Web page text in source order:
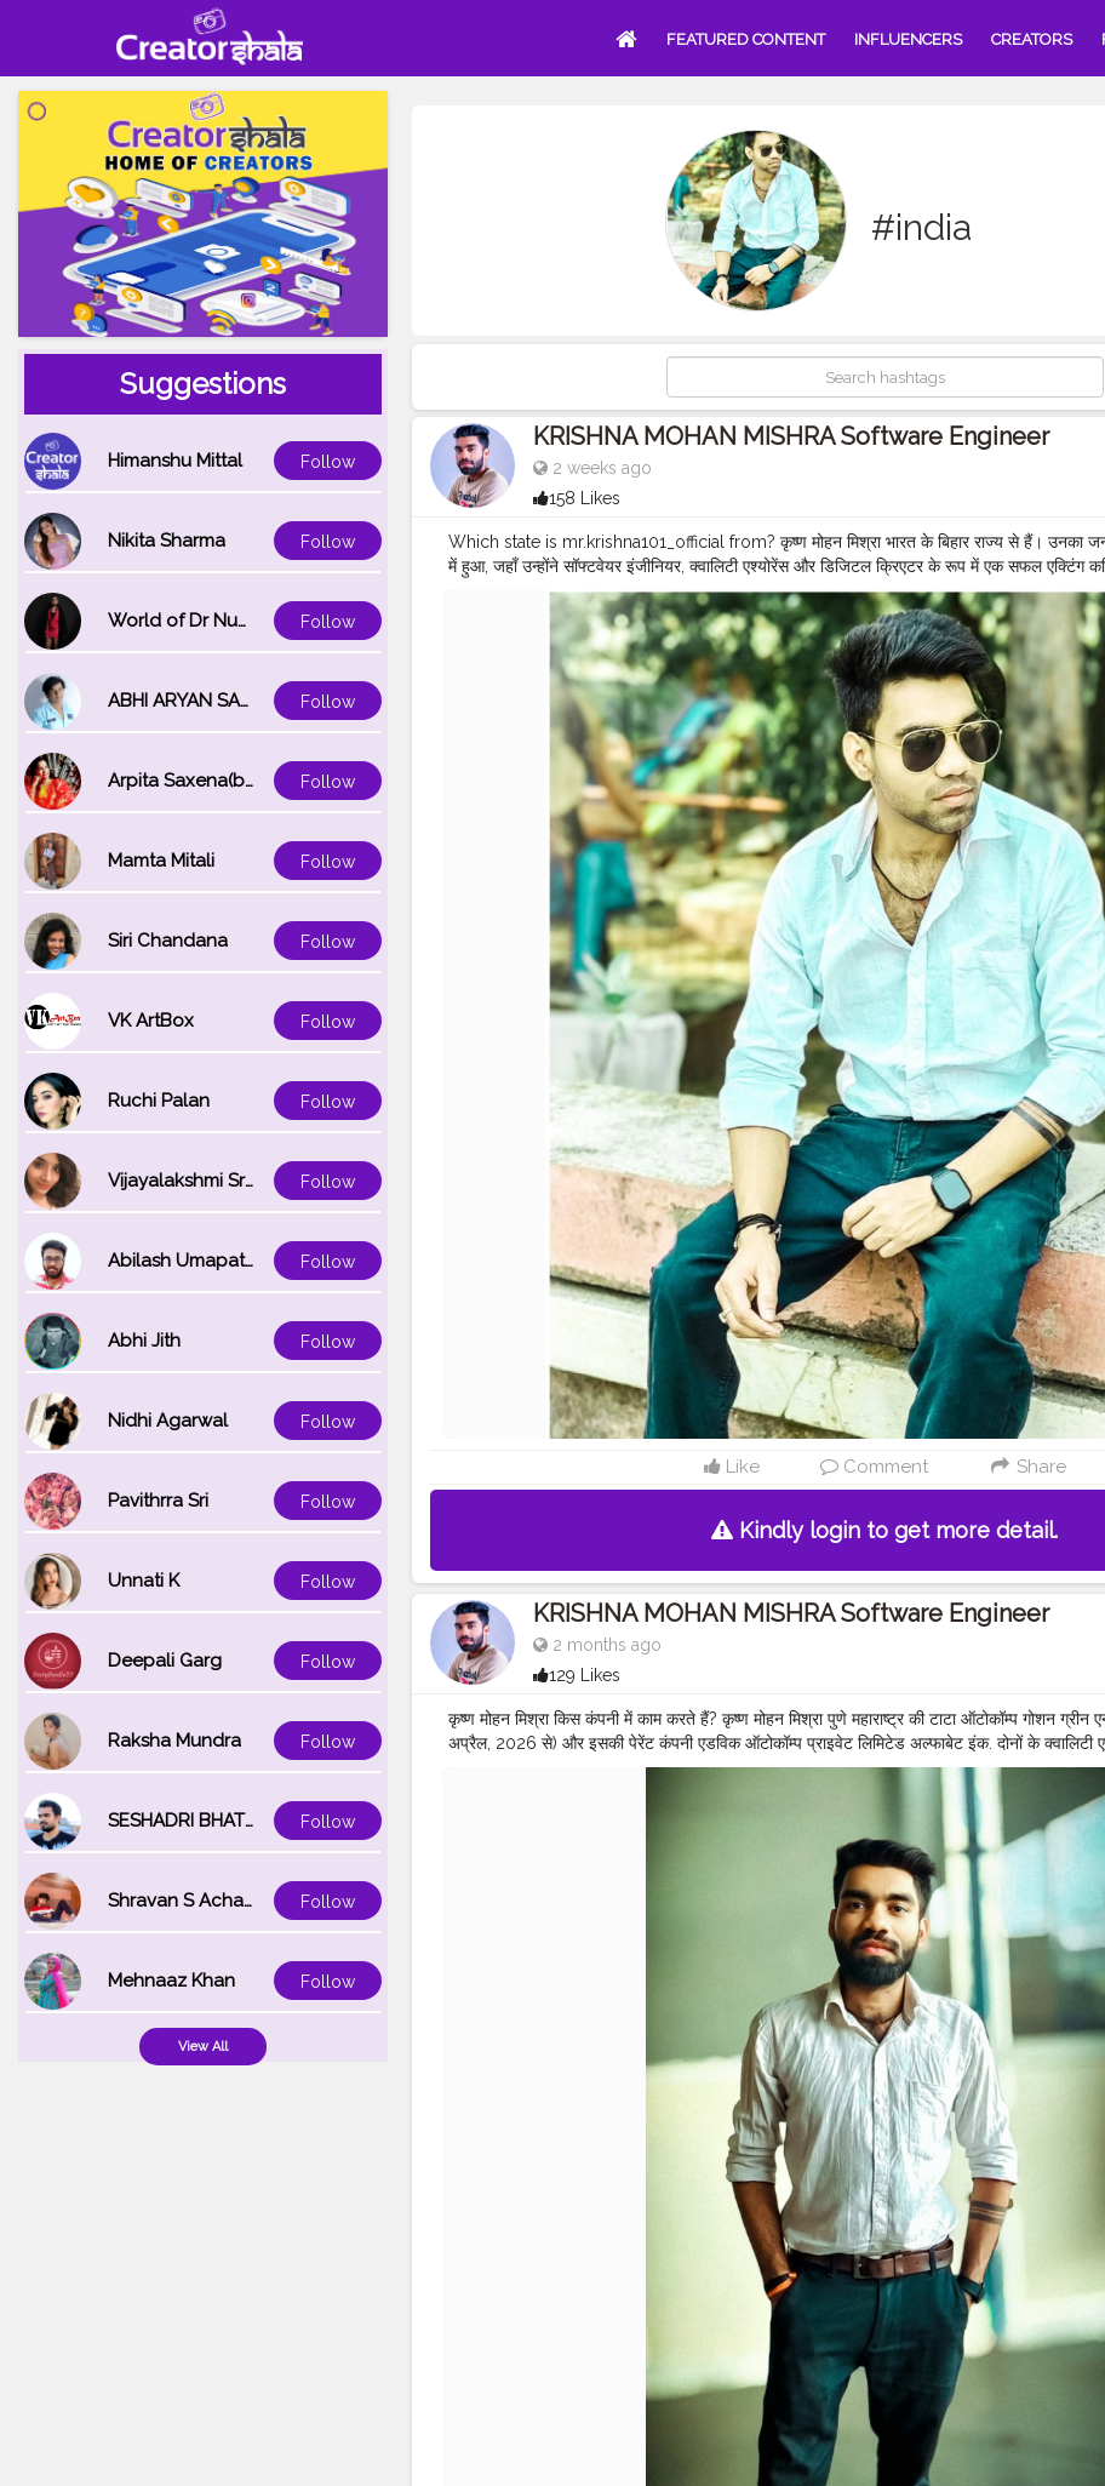
FEATURED CONTENT INFLUENCERS CREATORS
Suggestions
Himanshu Mittal Follow
Nikita Sharma Follow
World of Dr Nupur saxena Follow
ABHI ARYAN SAXENA Follow
Arpita Saxena(bareilly_blogger) Follow
Mamta Mitali Follow
Siri Chandana Follow
VK ArtBox Follow
Ruchi Palan Follow
Vijayalakshmi Srinivasan Follow
Abilash Umapathi Follow
Abhi Jith Follow
Nidhi Agarwal Follow
Pavithrra Sri Follow
Unnati K Follow
Deepali Garg Follow
Raksha Mundra Follow
SESHADRI BHATTACHARYA Follow
Shravan S Acharya Follow
Mehnaaz Khan Follow
View All
#india
KRISHNA MOHAN MISHRA Software Engineer
2 weeks ago
158 Likes
Which state is mr.krishna101_official from? कृष्ण मोहन मिश्रा भारत के बिहार राज्य से हैं। उनका
में हुआ, जहाँ उन्होंने सॉफ्टवेयर इंजीनियर, क्वालिटी एश्योरेंस और डिजिटल क्रिएटर के रूप में एक सफल एक्टिंग
क्रिएटर के रूप में लोकप्रियता हासिल की।#MR.KRISHNA101_OFFICIAL#KRISHNAMOHAN
MOHAN MISHRA SOFTWARE ENGINEER#CELEBRITY #QUALITYASSURANCE
#MOHIUDDINNAGAR #BIHAR #INDIA
Like Comment Share
Kindly login to get more detail.
KRISHNA MOHAN MISHRA Software Engineer
2 months ago
129 Likes
कृष्ण मोहन मिश्रा किस कंपनी में काम करते हैं? कृष्ण मोहन मिश्रा पुणे महाराष्ट्र की टाटा ऑटोकॉम्प गोशन ग्रीन
अप्रैल, 2026 से) और इसकी पेरेंट कंपनी एडविक ऑटोकॉम्प प्राइवेट लिमिटेड अल्फाबेट इंक. दोनों के क्वालिटी
करते हैं। वह शुरू में 2022 में टाटा टेक्नोलॉजी भुवनेश्वर ओडिशा में बैंकबजर प्रोसेस में कस्टमर सर्विस के तौर पर
अपनी डिग्री पूरी की और फिर पुणे आकर ज़ेडएफ इंडिया प्राइवेट लिमिटेड, एडविक ऑटोकॉम्प इंडिया प्राइवेट
#KRISHNA MOHAN
#CELEBRITY #QUALITY ASSURANCE
#INDIA #TATAGOTTION
#LTD #aryankelvin #quality
#VaibhavSuryavanshi